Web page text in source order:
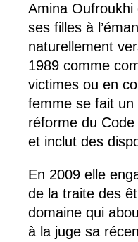
Amina Oufroukhi
ses filles à
naturellement
1989 comme
victimes ou en
femme se fait un
réforme du
et inclut des
En 2009 elle
de la traite des
domaine qui
à la juge sa